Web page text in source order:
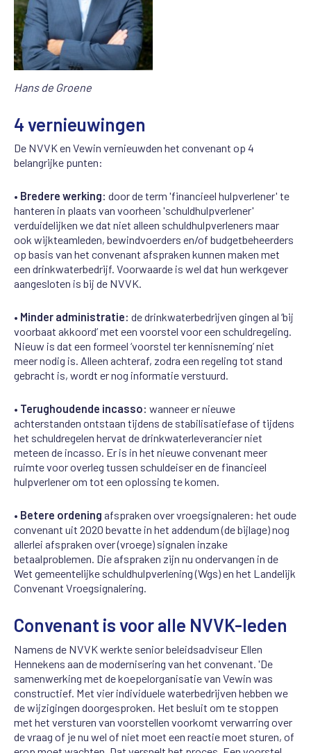
Hans de Groene
4 vernieuwingen
De NVVK en Vewin vernieuwden het convenant op 4
belangrijke punten:
• Bredere werking: door de term 'financieel hulpverlener' te
hanteren in plaats van voorheen 'schuldhulpverlener'
verduidelijken we dat niet alleen schuldhulpverleners maar
ook wijkteamleden, bewindvoerders en/of budgetbeheerders
op basis van het convenant afspraken kunnen maken met
een drinkwaterbedrijf. Voorwaarde is wel dat hun werkgever
aangesloten is bij de NVVK.
• Minder administratie: de drinkwaterbedrijven gingen al ‘bij
voorbaat akkoord’ met een voorstel voor een schuldregeling.
Nieuw is dat een formeel ‘voorstel ter kennisneming’ niet
meer nodig is. Alleen achteraf, zodra een regeling tot stand
gebracht is, wordt er nog informatie verstuurd.
• Terughoudende incasso: wanneer er nieuwe
achterstanden ontstaan tijdens de stabilisatiefase of tijdens
het schuldregelen hervat de drinkwaterleverancier niet
meteen de incasso. Er is in het nieuwe convenant meer
ruimte voor overleg tussen schuldeiser en de financieel
hulpverlener om tot een oplossing te komen.
• Betere ordening afspraken over vroegsignaleren: het oude
convenant uit 2020 bevatte in het addendum (de bijlage) nog
allerlei afspraken over (vroege) signalen inzake
betaalproblemen. Die afspraken zijn nu ondervangen in de
Wet gemeentelijke schuldhulpverlening (Wgs) en het Landelijk
Convenant Vroegsignalering.
Convenant is voor alle NVVK-leden
Namens de NVVK werkte senior beleidsadviseur Ellen
Hennekens aan de modernisering van het convenant. 'De
samenwerking met de koepelorganisatie van Vewin was
constructief. Met vier individuele waterbedrijven hebben we
de wijzigingen doorgesproken. Het besluit om te stoppen
met het versturen van voorstellen voorkomt verwarring over
de vraag of je nu wel of niet moet een reactie moet sturen, of